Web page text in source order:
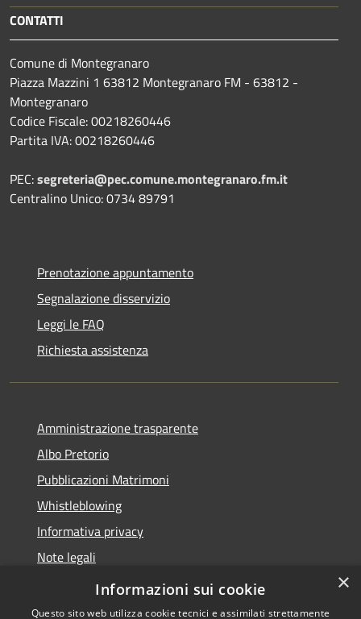
CONTATTI
Comune di Montegranaro
Piazza Mazzini 1 63812 Montegranaro FM - 63812 -
Montegranaro
Codice Fiscale: 00218260446
Partita IVA: 00218260446
PEC:segreteria@pec.comune.montegranaro.fm.it
Centralino Unico: 0734 89791
Prenotazione appuntamento
Segnalazione disservizio
Leggi le FAQ
Richiesta assistenza
Amministrazione trasparente
Albo Pretorio
Pubblicazioni Matrimoni
Whistleblowing
Informativa privacy
Note legali
Dichiarazione di accessibilità
×
Informazioni sui cookie
Questo sito web utilizza cookie tecnici e assimilati strettamente